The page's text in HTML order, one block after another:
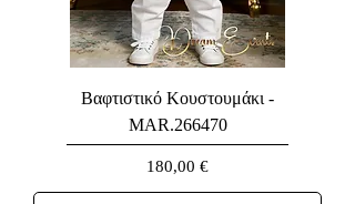
Βαφτιστικό Κουστουμάκι -
MAR.266470
Τιμή
180,00 €